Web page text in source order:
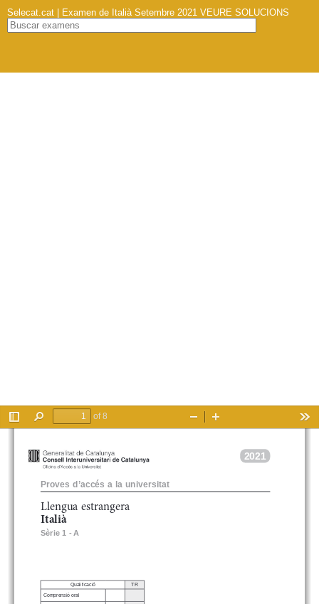
Selecat.cat | Examen de Italià Setembre 2021 VEURE SOLUCIONS